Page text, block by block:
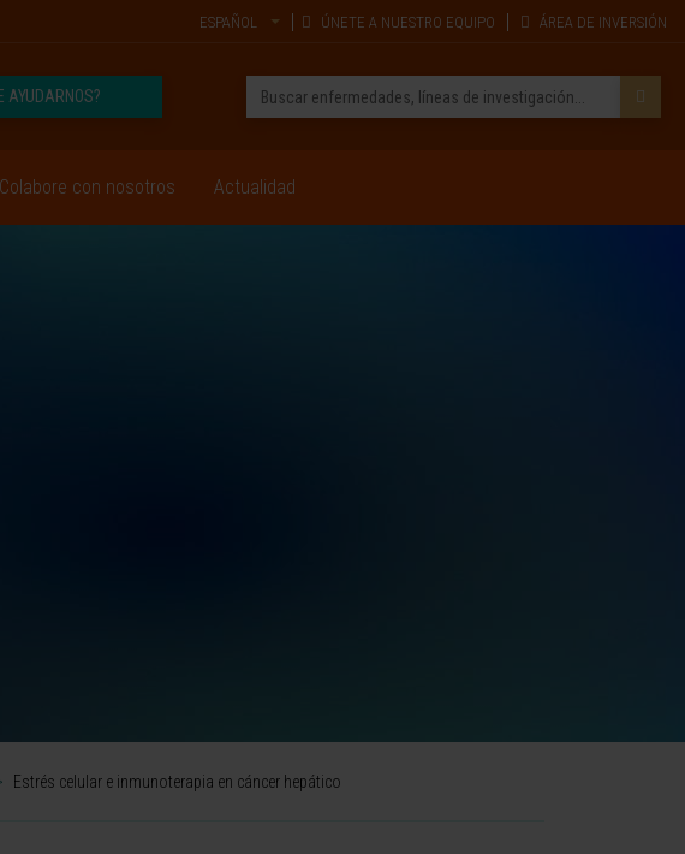
ESPAÑOL ÚNETE A NUESTRO EQUIPO ÁREA DE INVERSIÓN
AYUDARNOS?
Colabore con nosotros Actualidad
Estrés celular e inmunoterapia en cáncer hepático